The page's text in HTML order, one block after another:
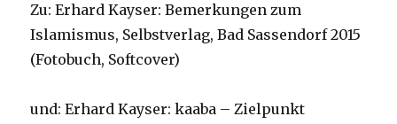
Zu: Erhard Kayser: Bemerkungen zum
Islamismus, Selbstverlag, Bad Sassendorf 2015
(Fotobuch, Softcover)
und: Erhard Kayser: kaaba – Zielpunkt